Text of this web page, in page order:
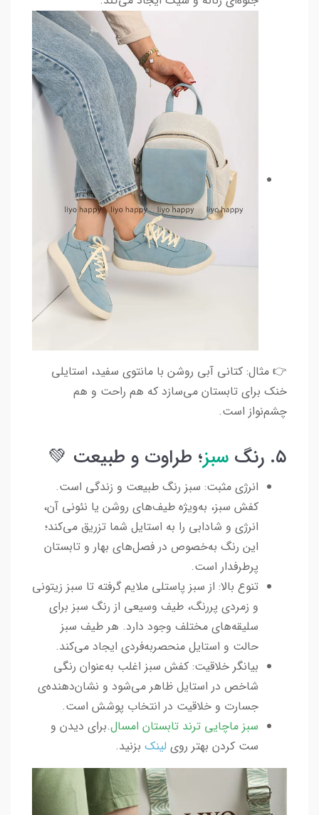
👉 مثال: کتانی آبی روشن با مانتوی سفید، استایلی
خنک برای تابستان می‌سازد که هم راحت و هم
چشم‌نواز است.
۵. رنگ سبز؛ طراوت و طبیعت 💚
انرژی مثبت: سبز رنگ طبیعت و زندگی است.
کفش سبز، به‌ویژه طیف‌های روشن یا نئونی آن،
انرژی و شادابی را به استایل شما تزریق می‌کند؛
این رنگ به‌خصوص در فصل‌های بهار و تابستان
پرطرفدار است.
تنوع بالا: از سبز پاستلی ملایم گرفته تا سبز زیتونی
و زمردی پررنگ، طیف وسیعی از رنگ سبز برای
سلیقه‌های مختلف وجود دارد. هر طیف سبز
حالت و استایل منحصربه‌فردی ایجاد می‌کند.
بیانگر خلاقیت: کفش سبز اغلب به‌عنوان رنگی
شاخص در استایل ظاهر می‌شود و نشان‌دهنده‌ی
جسارت و خلاقیت در انتخاب پوشش است.
سبز ماچایی ترند تابستان امسال.برای دیدن و
ست کردن بهتر روی لینک بزنید.